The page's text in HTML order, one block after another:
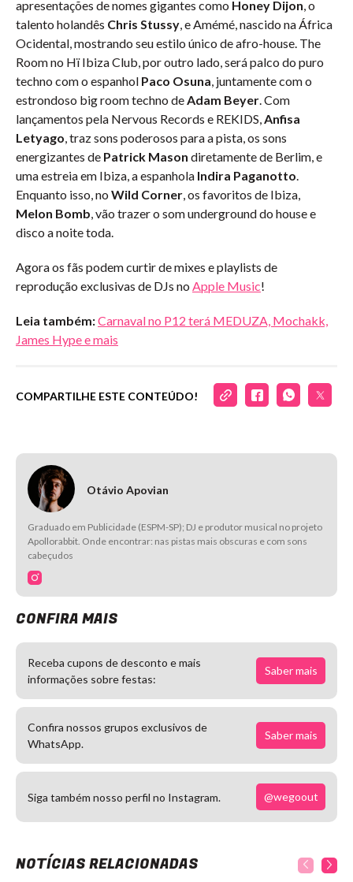
apresentações de nomes gigantes como Honey Dijon, o
talento holandês Chris Stussy, e Amémé, nascido na África
Ocidental, mostrando seu estilo único de afro-house. The
Room no Hï Ibiza Club, por outro lado, será palco do puro
techno com o espanhol Paco Osuna, juntamente com o
estrondoso big room techno deAdam Beyer. Com
lançamentos pela Nervous Records e REKIDS,Anfisa
Letyago, traz sons poderosos para a pista, os sons
energizantes de Patrick Mason diretamente de Berlim, e
uma estreia em Ibiza, a espanhola Indira Paganotto.
Enquanto isso, no Wild Corner, os favoritos de Ibiza,
Melon Bomb, vão trazer o som underground do house e
disco a noite toda.
Agora os fãs podem curtir de mixes e playlists de
reprodução exclusivas de DJs no Apple Music!
Leia também:Carnaval no P12 terá MEDUZA, Mochakk,
James Hype e mais
COMPARTILHE ESTE CONTEÚDO!
Otávio Apovian
Graduado em Publicidade (ESPM-SP); DJ e produtor musical no projeto
Apollorabbit. Onde encontrar: nas pistas mais obscuras e com sons
cabeçudos
CONFIRA MAIS
Receba cupons de desconto e mais
informações sobre festas:
Saber mais
Confira nossos grupos exclusivos de
WhatsApp.
Saber mais
Siga também nosso perfil no Instagram. @wegoout
NOTÍCIAS RELACIONADAS